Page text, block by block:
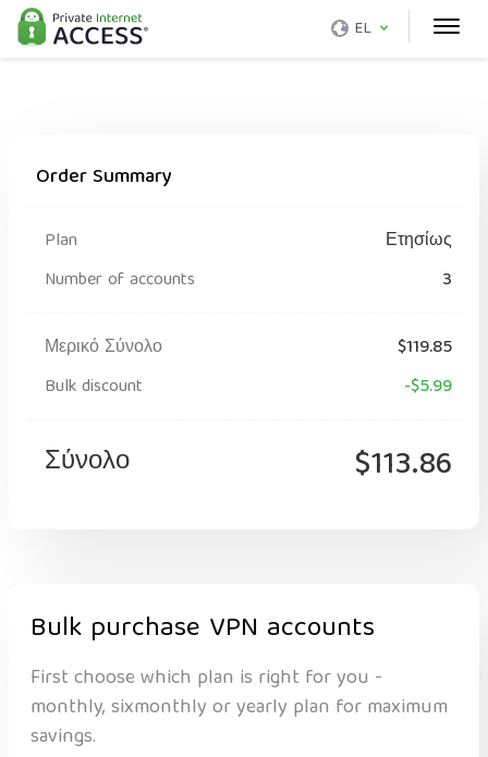
EL
Order Summary
Plan
Ετησίως
Number of accounts
3
Μερικό Σύνολο
$119.85
Bulk discount
-$5.99
Σύνολο $113.86
Bulk purchase VPN accounts
First choose which plan is right for you -
monthly, sixmonthly or yearly plan for maximum
savings.